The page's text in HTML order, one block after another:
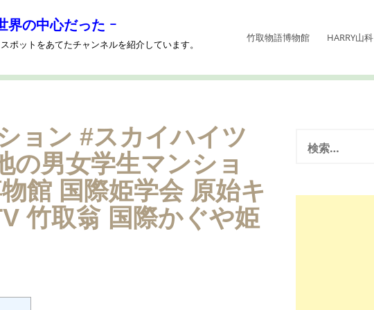
界の中心だった ｰ
ポットをあてたチャンネルを紹介しています。
竹取物語博物館 HARRY山科
ョン #スカイハイツ
の男女学生マンショ
館 国際姫学会 原始キ
竹取翁 国際かぐや姫